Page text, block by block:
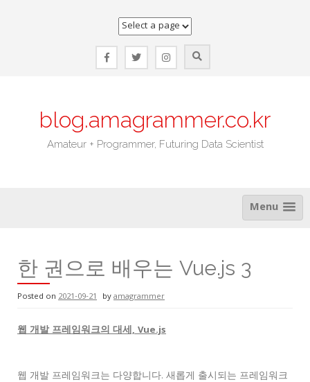
blog.amagrammer.co.kr
Amateur + Programmer, Futuring Data Scientist
Menu
한 권으로 배우는 Vue.js 3
Posted on 2021-09-21 byamagrammer
웹 개발 프레임워크의 대세, Vue.js
웹 개발 프레임워크는 다양합니다. 새롭게 출시되는 프레임워크